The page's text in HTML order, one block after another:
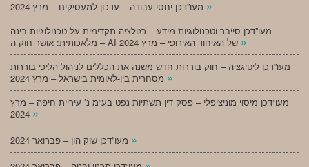
»
מעו”דכן סייבר וטכנולוגיות מידע – רגולציה תקדימית על טכנולוגיות בינה
»
מעו”דכן ליטיגציה – חוק בוררות חדש משנה את הכללים לניהול הליכי בוררות
»
מעו”דכן מיסוי מוניציפלי – פסק דין תשתיות נפט בע”מ נ’ עיריית חיפה – מרץ
»
»